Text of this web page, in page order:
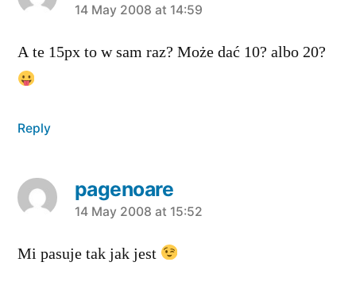
says:
14 May 2008 at 14:59
A te 15px to w sam raz? Może dać 10? albo 20?
Reply
pagenoare
says:
14 May 2008 at 15:52
Mi pasuje tak jak jest